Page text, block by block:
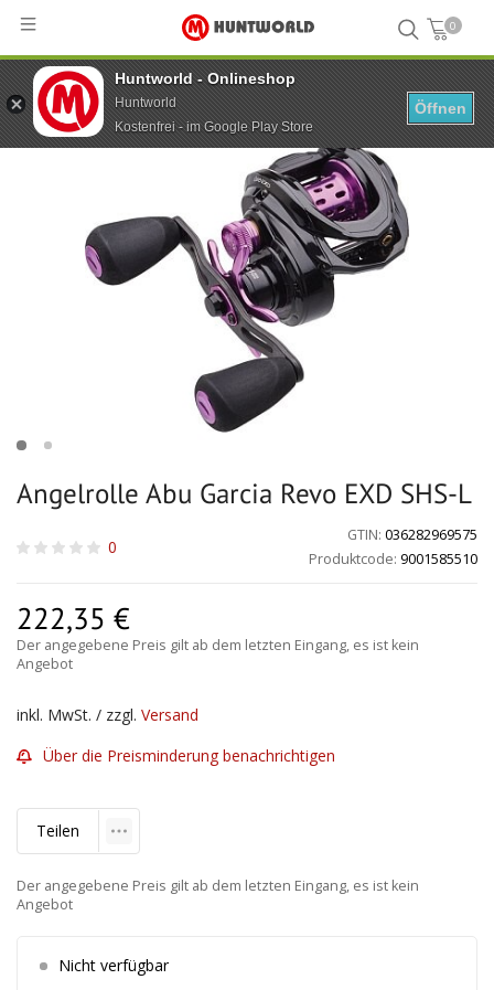
0
Hauptseite ... Angelrolle Abu Garcia Revo EXD SHS-L
Angelrolle Abu Garcia Revo EXD SHS-L
GTIN: 036282969575
Produktcode: 9001585510
0
222,35 €
Der angegebene Preis gilt ab dem letzten Eingang, es ist kein
Angebot
inkl. MwSt. / zzgl. Versand
Über die Preisminderung benachrichtigen
Teilen
Der angegebene Preis gilt ab dem letzten Eingang, es ist kein
Angebot
Nicht verfügbar
Huntworld - Onlineshop
Huntworld
Kostenfrei - im Google Play Store
Öffnen